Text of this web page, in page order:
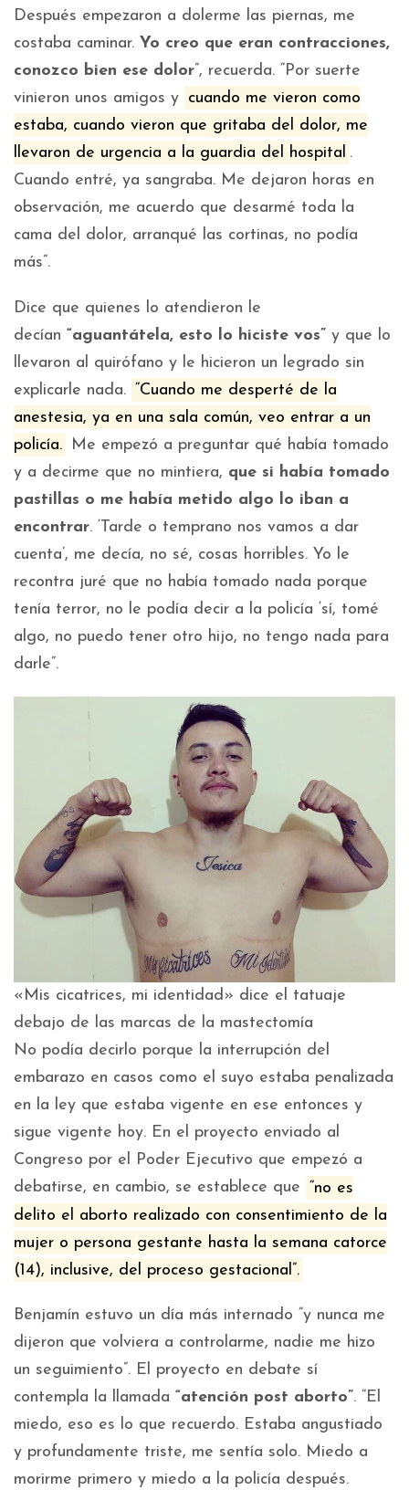
Después empezaron a dolerme las piernas, me
costaba caminar. Yo creo que eran contracciones,
conozco bien ese dolor”, recuerda. “Por suerte
vinieron unos amigos y cuando me vieron como
estaba, cuando vieron que gritaba del dolor, me
llevaron de urgencia a la guardia del hospital .
Cuando entré, ya sangraba. Me dejaron horas en
observación, me acuerdo que desarmé toda la
cama del dolor, arranqué las cortinas, no podía
más”.
Dice que quienes lo atendieron le
decían “aguantátela, esto lo hiciste vos” y que lo
llevaron al quirófano y le hicieron un legrado sin
explicarle nada. “Cuando me desperté de la
anestesia, ya en una sala común, veo entrar a un
policía.
Me empezó a preguntar qué había tomado
y a decirme que no mintiera, que si había tomado
pastillas o me había metido algo lo iban a
encontrar. ‘Tarde o temprano nos vamos a dar
cuenta’, me decía, no sé, cosas horribles. Yo le
recontra juré que no había tomado nada porque
tenía terror, no le podía decir a la policía ‘sí, tomé
algo, no puedo tener otro hijo, no tengo nada para
darle”.
«Mis cicatrices, mi identidad» dice el tatuaje
debajo de las marcas de la mastectomía
No podía decirlo porque la interrupción del
embarazo en casos como el suyo estaba penalizada
en la ley que estaba vigente en ese entonces y
sigue vigente hoy. En el proyecto enviado al
Congreso por el Poder Ejecutivo que empezó a
debatirse, en cambio, se establece que “no es
delito el aborto realizado con consentimiento de la
mujer o persona gestante hasta la semana catorce
(14), inclusive, del proceso gestacional”.
Benjamín estuvo un día más internado “y nunca me
dijeron que volviera a controlarme, nadie me hizo
un seguimiento”. El proyecto en debate sí
contempla la llamada “atención post aborto”. “El
miedo, eso es lo que recuerdo. Estaba angustiado
y profundamente triste, me sentía solo. Miedo a
morirme primero y miedo a la policía después.